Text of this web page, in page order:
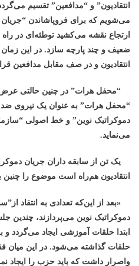
انتقادیون” و “مدافعین” تقسیم
می‌شویم که برای فروپاشاندن
ارتجاع نقشه می‌کشید توطئه‌ای در راه
ضعیف و چند پارچه سازد. در این‌
انتقادیون و در صف مقابل مدافعین
“محفل هرات” در چنین حالتی عرض
“محفل هرات” به عنوان یک نیروی ضد
دموکراتیک نوین” و خط اصولی
می‌نماید.
یک تن از سابقه داران جریان
انتقادیون هم‌راه است موضوع را چنین
«بعد از این‌که تعدادی به انتقاد
دموکراتیک نوین می‌پردازند، چندین
ابتدا حلقات آموزشی ایجاد می‌گردد و
حلقات گذاشته می‌شود. در این میان
واصرار داشت که باید حزب را ایجاد